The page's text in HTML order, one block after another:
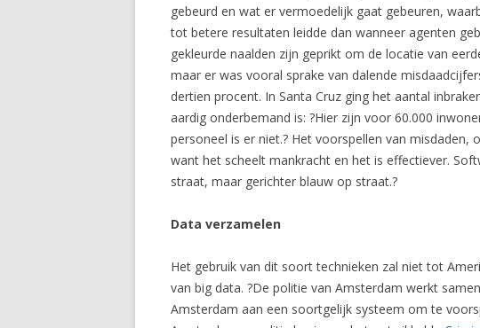
gebeurd en wat er vermoedelijk gaat gebeuren,
tot betere resultaten leidde dan wanneer agenten
gekleurde naalden zijn geprikt om de locatie van
maar er was vooral sprake van dalende
dertien procent. In Santa Cruz ging het aantal
aardig onderbemand is: ?Hier zijn voor 60.000
personeel is er niet.? Het voorspellen van
want het scheelt mankracht en het is effectiever.
straat, maar gerichter blauw op straat.?
Data verzamelen
Het gebruik van dit soort technieken zal niet tot
van big data. ?De politie van Amsterdam werkt
Amsterdam aan een soortgelijk systeem om te